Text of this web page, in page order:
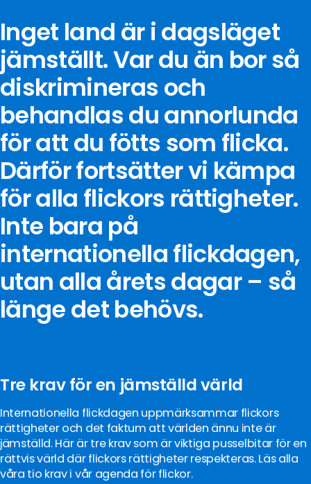
Inget land är i dagsläget
jämställt. Var du än bor så
diskrimineras och
behandlas du annorlunda
för att du fötts som flicka.
Därför fortsätter vi kämpa
för alla flickors rättigheter.
Inte bara på
internationella flickdagen,
utan alla årets dagar – så
länge det behövs.
Tre krav för en jämställd värld
Internationella flickdagen uppmärksammar flickors
rättigheter och det faktum att världen ännu inte är
jämställd. Här är tre krav som är viktiga pusselbitar för en
rättvis värld där flickors rättigheter respekteras. Läs alla
våra tio krav i vår agenda för flickor.